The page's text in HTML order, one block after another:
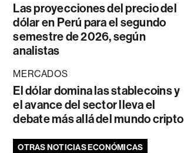
Las proyecciones del precio del
dólar en Perú para el segundo
semestre de 2026, según
analistas
MERCADOS
El dólar domina las stablecoins y
el avance del sector lleva el
debate más allá del mundo cripto
OTRAS NOTICIAS ECONÓMICAS